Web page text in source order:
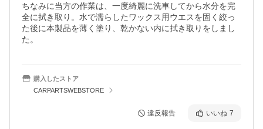
ちなみに当方の作業は、一度綺麗に洗車してから水分を完
全に拭き取り。水で濡らしたワックス用ウエスを固く絞っ
た後に本製品を薄く塗り、乾かない内に拭き取りをしまし
た。
購入したストア
CARPARTSWEBSTORE
違反報告 いいね 7